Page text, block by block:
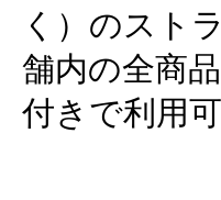
く）のスト
舗内の全商
付きで利用可